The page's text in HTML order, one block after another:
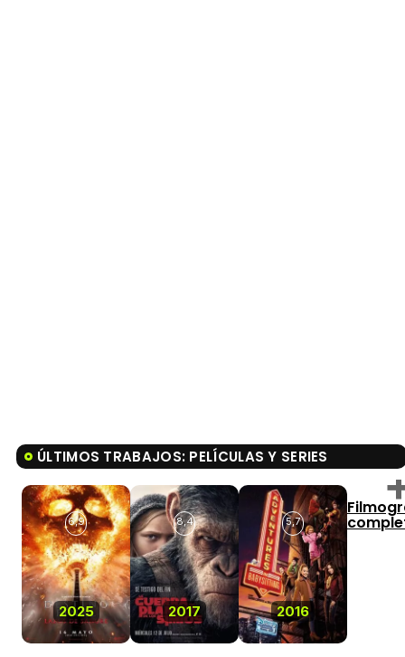
ÚLTIMOS TRABAJOS: PELÍCULAS Y SERIES
2025
6,9
2017
8,4
2016
5,7